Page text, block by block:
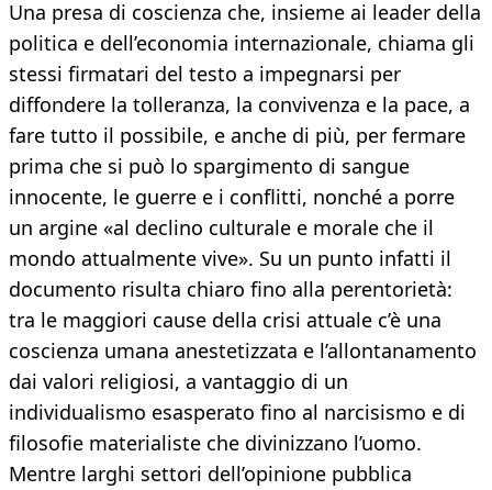
Una presa di coscienza che, insieme ai leader della
politica e dell’economia internazionale, chiama gli
stessi firmatari del testo a impegnarsi per
diffondere la tolleranza, la convivenza e la pace, a
fare tutto il possibile, e anche di più, per fermare
prima che si può lo spargimento di sangue
innocente, le guerre e i conflitti, nonché a porre
un argine «al declino culturale e morale che il
mondo attualmente vive». Su un punto infatti il
documento risulta chiaro fino alla perentorietà:
tra le maggiori cause della crisi attuale c’è una
coscienza umana anestetizzata e l’allontanamento
dai valori religiosi, a vantaggio di un
individualismo esasperato fino al narcisismo e di
filosofie materialiste che divinizzano l’uomo.
Mentre larghi settori dell’opinione pubblica